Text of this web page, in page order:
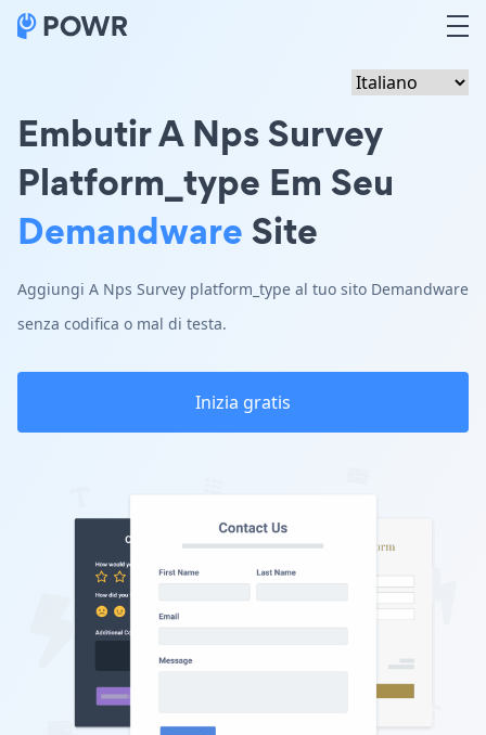
Embutir A Nps Survey
Platform_type Em Seu
DemandwareSite
Aggiungi A Nps Survey platform_type al tuo sito Demandware
senza codifica o mal di testa.
Inizia gratis